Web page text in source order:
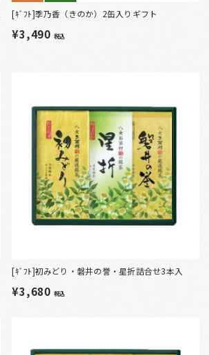
[ｷﾞﾌﾄ]季乃香（きのか）2缶入りギフト
¥3,490 税込
[ｷﾞﾌﾄ]初みどり・磐井の誉・星折詰合せ3本入
¥3,680 税込